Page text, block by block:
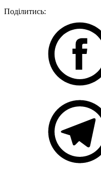
Поділитись: